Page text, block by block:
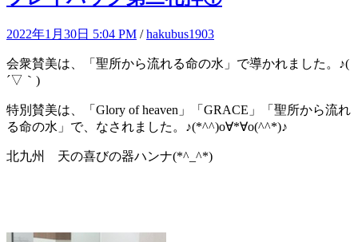
2022年1月30日 5:04 PM /hakubus1903
会衆賛美は、「聖所から流れる命の水」で導かれました。♪(
´▽｀)
特別賛美は、「Glory of heaven」「GRACE」「聖所から流れ
る命の水」で、なされました。♪(*^^)o∀*∀o(^^*)♪
北九州 天の喜びの器ハンナ(*^_^*)